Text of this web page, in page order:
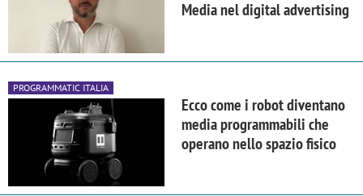
Media nel digital advertising
PROGRAMMATIC ITALIA
Ecco come i robot diventano
media programmabili che
operano nello spazio fisico